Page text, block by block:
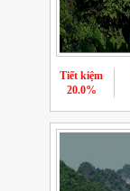
Tiết kiệm
20.0%